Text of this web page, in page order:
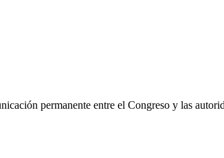
permanente entre el Congreso y las